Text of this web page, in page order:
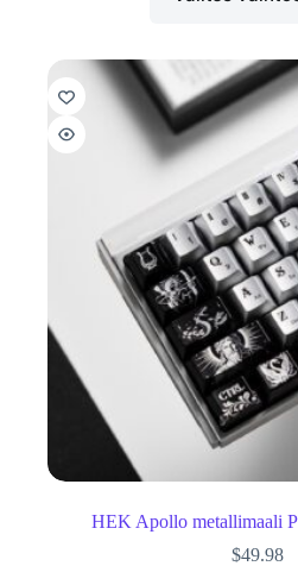
HEK Apollo metallimaali
$49.98